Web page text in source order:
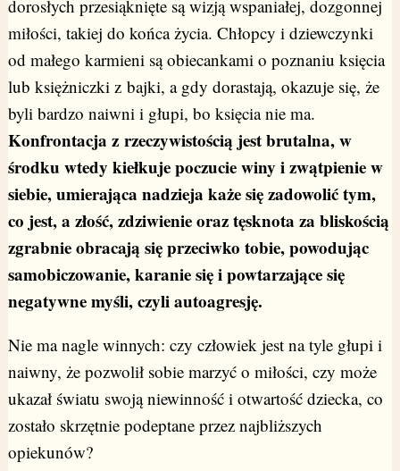
dorosłych przesiąknięte są wizją wspaniałej, dozgonnej
miłości, takiej do końca życia. Chłopcy i dziewczynki
od małego karmieni są obiecankami o poznaniu księcia
lub księżniczki z bajki, a gdy dorastają, okazuje się, że
byli bardzo naiwni i głupi, bo księcia nie ma.
Konfrontacja z rzeczywistością jest brutalna, w
środku wtedy kiełkuje poczucie winy i zwątpienie w
siebie, umierająca nadzieja każe się zadowolić tym,
co jest, a złość, zdziwienie oraz tęsknota za bliskością
zgrabnie obracają się przeciwko tobie, powodując
samobiczowanie, karanie się i powtarzające się
negatywne myśli, czyli autoagresję.
Nie ma nagle winnych: czy człowiek jest na tyle głupi i
naiwny, że pozwolił sobie marzyć o miłości, czy może
ukazał światu swoją niewinność i otwartość dziecka, co
zostało skrzętnie podeptane przez najbliższych
opiekunów?